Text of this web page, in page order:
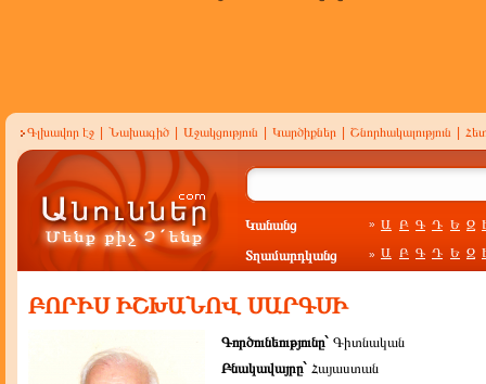
Գլխավոր էջ Նախագիծ Աջակցություն Կարծիքներ Շնորհակալություն
Կանանց » Ա Բ Գ Դ Ե Զ
Տղամարդկանց » Ա Բ Գ Դ Ե Զ
ԲՈՐԻՍ ԻՇԽԱՆՈՎ ՍԱՐԳՍԻ
Գործունեությունը` Գիտնական
Բնակավայրը` Հայաստան